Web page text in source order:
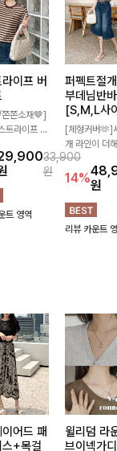
이프 버
쫀소재🤎]
트라이프 패
주얼하면서
무드를 연
니트- 가볍
운 착용감으
물론 데일
33,900
원
트 영역
퍼펙트절
부데님반바
[S,M,L사
[체형커버🫶]
개 라인이 더
리 라인을 더욱
슬림하게 연
5부 데님 반바
부담 없는 기장
유로운 핏으로
게 착용되며 다
14%원
리뷰 카운트
어드 패
스+목걸
윌리덤 라
브이넥가